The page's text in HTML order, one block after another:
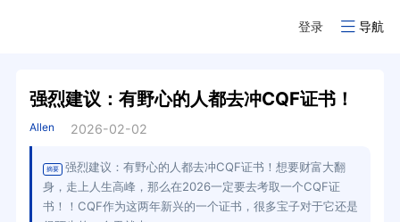
登录 导航
强烈建议：有野心的人都去冲CQF证书！
Allen 2026-02-02
摘要
强烈建议：有野心的人都去冲CQF证书！想要财富大翻
身，走上人生高峰，那么在2026一定要去考取一个CQF证
书！！CQF作为这两年新兴的一个证书，很多宝子对于它还是